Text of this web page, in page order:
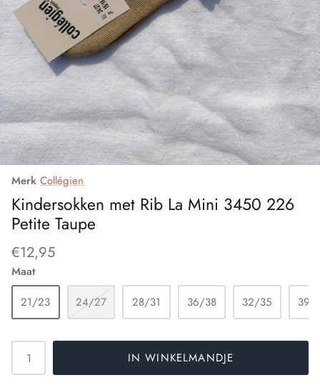
Functionele producten
Lange kousen
Leuke sokken
Materiaal
Cette Size Plus
Clark Crown
DeBert
Eliana
Elly
Ergora
Esda
Falke
Fiore
Franzoni
Merk Collégien
Kindersokken met Rib La Mini 3450 226
Petite Taupe
€12,95
Maat
21/23
24/27 28/31 36/38 32/35 39/
IN WINKELMANDJE